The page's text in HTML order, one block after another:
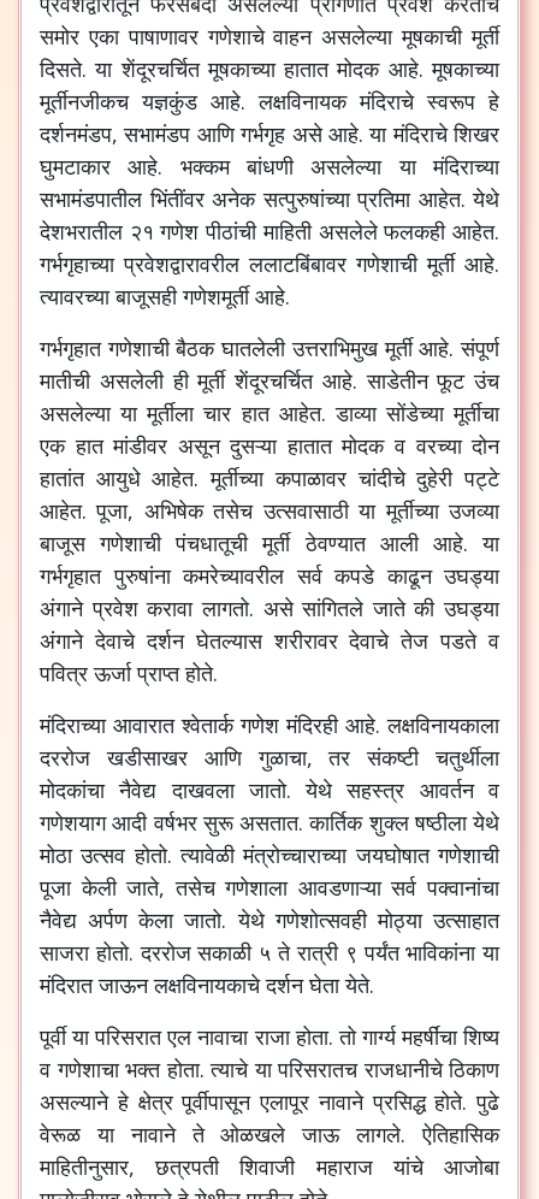
समोर एका पाषाणावर गणेशाचे वाहन असलेल्या मूषकाची मूर्ती
दिसते.या शेंदूरचर्चित मूषकाच्या हातात मोदक आहे.मूषकाच्या
मूर्तीनजीकच यज्ञकुंड आहे.लक्षविनायक मंदिराचे स्वरूप हे
दर्शनमंडप,सभामंडप आणि गर्भगृह असे आहे.या मंदिराचे शिखर
घुमटाकार आहे. भक्कम बांधणी असलेल्या या मंदिराच्या
सभामंडपातील भिंतींवर अनेक सत्पुरुषांच्या प्रतिमा आहेत.येथे
देशभरातील २१ गणेश पीठांची माहिती असलेले फलकही आहेत.
गर्भगृहाच्या प्रवेशद्वारावरील ललाटबिंबावर गणेशाची मूर्ती आहे.
त्यावरच्या बाजूसही गणेशमूर्ती आहे.
गर्भगृहात गणेशाची बैठक घातलेली उत्तराभिमुख मूर्ती आहे.संपूर्ण
मातीची असलेली ही मूर्ती शेंदूरचर्चित आहे.साडेतीन फूट उंच
असलेल्या या मूर्तीला चार हात आहेत.डाव्या सोंडेच्या मूर्तीचा
एक हात मांडीवर असून दुसऱ्या हातात मोदक व वरच्या दोन
हातांत आयुधे आहेत.मूर्तीच्या कपाळावर चांदीचे दुहेरी पट्टे
आहेत.पूजा, अभिषेक तसेच उत्सवासाठी या मूर्तीच्या उजव्या
बाजूस गणेशाची पंचधातूची मूर्ती ठेवण्यात आली आहे.या
गर्भगृहात पुरुषांना कमरेच्यावरील सर्व कपडे काढून उघड्या
अंगाने प्रवेश करावा लागतो. असे सांगितले जाते की उघड्या
अंगाने देवाचे दर्शन घेतल्यास शरीरावर देवाचे तेज पडते व
पवित्र ऊर्जा प्राप्त होते.
मंदिराच्या आवारात श्वेतार्क गणेश मंदिरही आहे.लक्षविनायकाला
दररोज खडीसाखर आणि गुळाचा,तर संकष्टी चतुर्थीला
मोदकांचा नैवेद्य दाखवला जातो.येथे सहस्त्र आवर्तन व
गणेशयाग आदी वर्षभर सुरू असतात.कार्तिक शुक्ल षष्ठीला येथे
मोठा उत्सव होतो.त्यावेळी मंत्रोच्चाराच्या जयघोषात गणेशाची
पूजा केली जाते,तसेच गणेशाला आवडणाऱ्या सर्व पक्वानांचा
नैवेद्य अर्पण केला जातो.येथे गणेशोत्सवही मोठ्या उत्साहात
साजरा होतो.दररोज सकाळी ५ ते रात्री ९ पर्यंत भाविकांना या
मंदिरात जाऊन लक्षविनायकाचे दर्शन घेता येते.
पूर्वी या परिसरात एल नावाचा राजा होता.तो गार्ग्य महर्षींचा शिष्य
व गणेशाचा भक्त होता.त्याचे या परिसरातच राजधानीचे ठिकाण
असल्याने हे क्षेत्र पूर्वीपासून एलापूर नावाने प्रसिद्ध होते.पुढे
वेरूळ या नावाने ते ओळखले जाऊ लागले.ऐतिहासिक
माहितीनुसार,छत्रपती शिवाजी महाराज यांचे
आजोबा